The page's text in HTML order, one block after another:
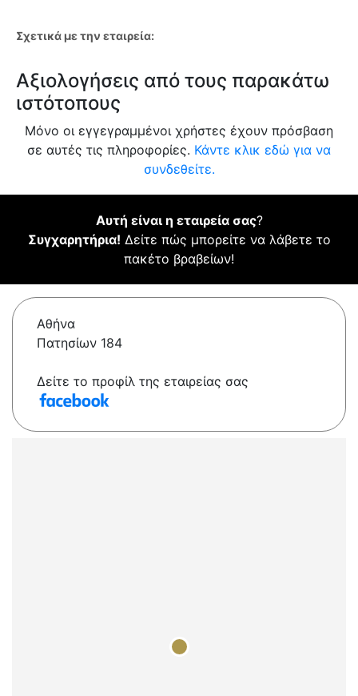
Σχετικά με την εταιρεία:
Αξιολογήσεις από τους παρακάτω
ιστότοπους
Μόνο οι εγγεγραμμένοι χρήστες έχουν πρόσβαση
σε αυτές τις πληροφορίες. Κάντε κλικ εδώ για να
συνδεθείτε.
Αυτή είναι η εταιρεία σας?
Συγχαρητήρια! Δείτε πώς μπορείτε να λάβετε το
πακέτο βραβείων!
Αθήνα
Πατησίων 184
Δείτε το προφίλ της εταιρείας σας